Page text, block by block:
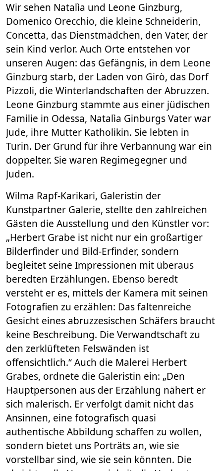
Wir sehen Natalìa und Leone Ginzburg,
Domenico Orecchio, die kleine Schneiderin,
Concetta, das Dienstmädchen, den Vater, der
sein Kind verlor. Auch Orte entstehen vor
unseren Augen: das Gefängnis, in dem Leone
Ginzburg starb, der Laden von Girò, das Dorf
Pizzoli, die Winterlandschaften der Abruzzen.
Leone Ginzburg stammte aus einer jüdischen
Familie in Odessa, Natalìa Ginburgs Vater war
Jude, ihre Mutter Katholikin. Sie lebten in
Turin. Der Grund für ihre Verbannung war ein
doppelter. Sie waren Regimegegner und
Juden.
Wilma Rapf-Karikari, Galeristin der
Kunstpartner Galerie, stellte den zahlreichen
Gästen die Ausstellung und den Künstler vor:
„Herbert Grabe ist nicht nur ein großartiger
Bilderfinder und Bild-Erfinder, sondern
begleitet seine Impressionen mit überaus
beredten Erzählungen. Ebenso beredt
versteht er es, mittels der Kamera mit seinen
Fotografien zu erzählen: Das faltenreiche
Gesicht eines abruzzesischen Schäfers braucht
keine Beschreibung. Die Verwandtschaft zu
den zerklüfteten Felswänden ist
offensichtlich.“ Auch die Malerei Herbert
Grabes, ordnete die Galeristin ein: „Den
Hauptpersonen aus der Erzählung nähert er
sich malerisch. Er verfolgt damit nicht das
Ansinnen, eine fotografisch quasi
authentische Abbildung schaffen zu wollen,
sondern bietet uns Porträts an, wie sie
vorstellbar sind, wie sie sein könnten. Die